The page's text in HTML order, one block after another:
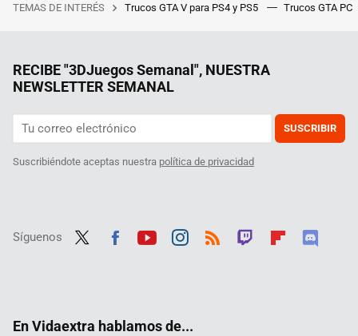
TEMAS DE INTERÉS Trucos GTA V para PS4 y PS5 Trucos GTA PC
RECIBE "3DJuegos Semanal", NUESTRA
NEWSLETTER SEMANAL
SUSCRIBIR
Suscribiéndote aceptas nuestra política de privacidad
Síguenos
En Vidaextra hablamos de...